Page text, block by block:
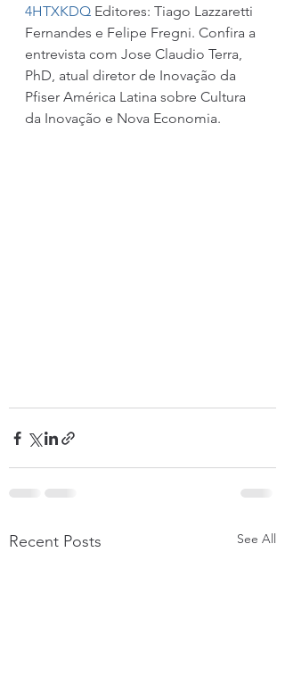
4HTXKDQ Editores: Tiago Lazzaretti
Fernandes e Felipe Fregni. Confira a
entrevista com Jose Claudio Terra,
PhD, atual diretor de Inovação da
Pfiser América Latina sobre Cultura
da Inovação e Nova Economia.
Recent Posts See All